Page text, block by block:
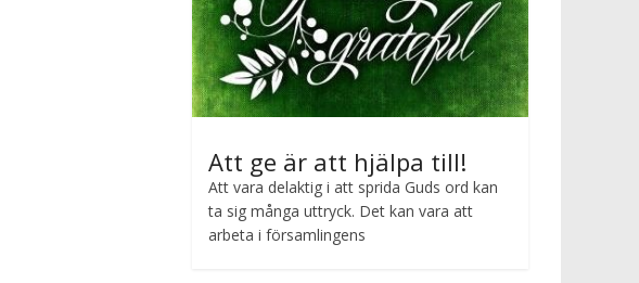
Att ge är att hjälpa till!
Att vara delaktig i att sprida Guds ord kan
ta sig många uttryck. Det kan vara att
arbeta i församlingens